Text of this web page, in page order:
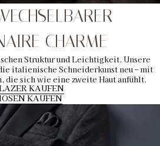
CHARME
Struktur und Leichtigkeit. Unsere
italienische Schneiderkunst neu – mit
die sich wie eine zweite Haut anfühlt.
KAUFEN
KAUFEN